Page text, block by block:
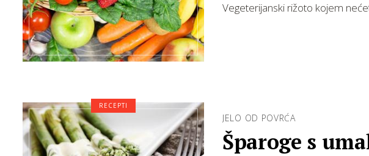
Vegeterijanski rižoto kojem
JELO OD POVRĆA
Šparoge s
RECEPTI